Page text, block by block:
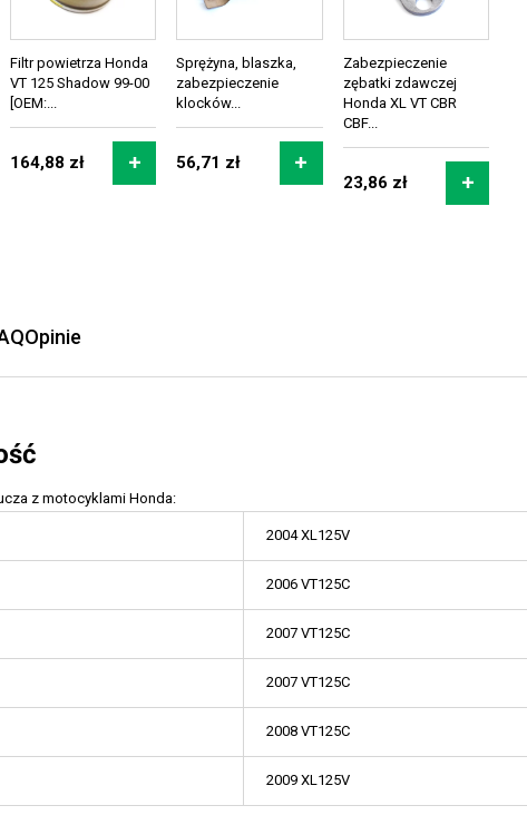
Filtr powietrza Honda
VT 125 Shadow 99-00
[OEM:...
164,88 zł
Sprężyna, blaszka,
zabezpieczenie
klocków...
56,71 zł
Zabezpieczenie
zębatki zdawczej
Honda XL VT CBR
CBF...
23,86 zł
Opinie
z motocyklami Honda:
2004 XL125V
2006 VT125C
2007 VT125C
2007 VT125C
2008 VT125C
2009 XL125V